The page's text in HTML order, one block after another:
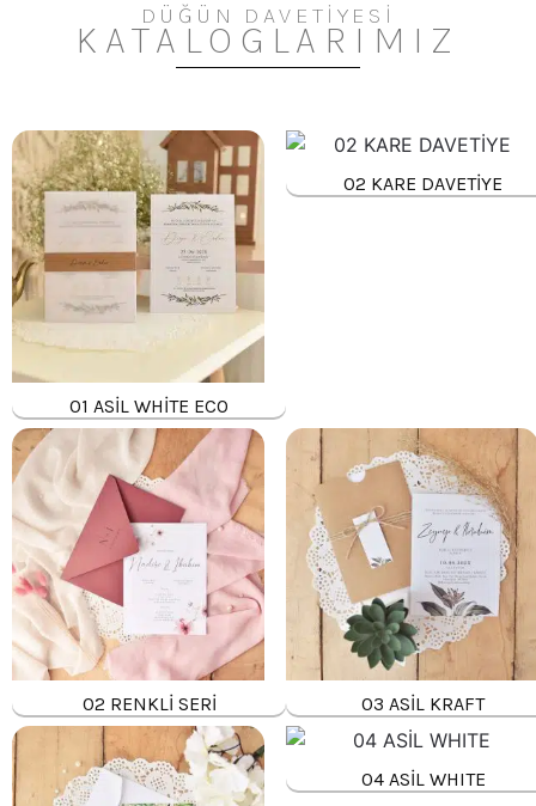
DÜĞÜN DAVETİYESİ
KATALOGLARIMIZ
01 ASİL WHİTE ECO
02 KARE DAVETİYE
02 RENKLİ SERİ 03 ASİL KRAFT
04 ASİL WHITE